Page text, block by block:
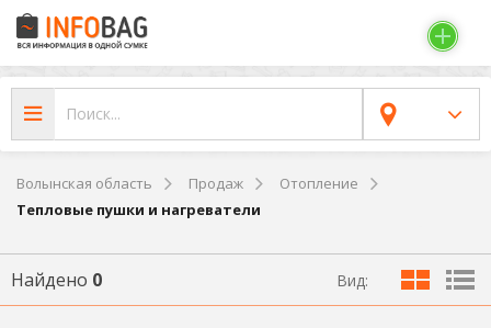
Волынская область Продаж
Отопление
Тепловые пушки и нагреватели
Найдено 0 Вид: